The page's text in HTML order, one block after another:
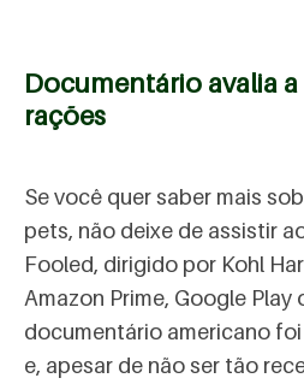
Documentário avalia
rações
Se você quer saber mais
pets, não deixe de assistir
Fooled, dirigido por Kohl
Amazon Prime, Google Play
documentário americano
e, apesar de não ser tão